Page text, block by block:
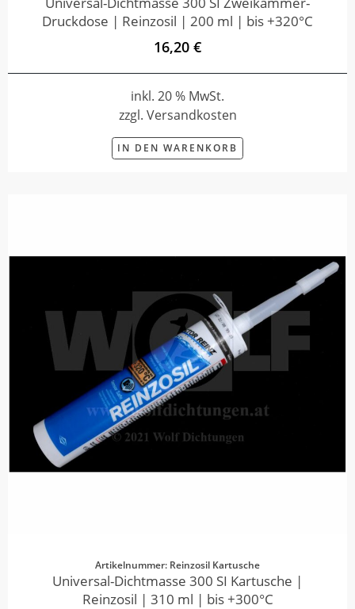
Druckdose | Reinzosil | 200 ml | bis +320°C
16,20 €
inkl. 20 % MwSt.
zzgl. Versandkosten
IN DEN WARENKORB
Artikelnummer: Reinzosil Kartusche
Universal-Dichtmasse 300 SI Kartusche |
Reinzosil | 310 ml | bis +300°C